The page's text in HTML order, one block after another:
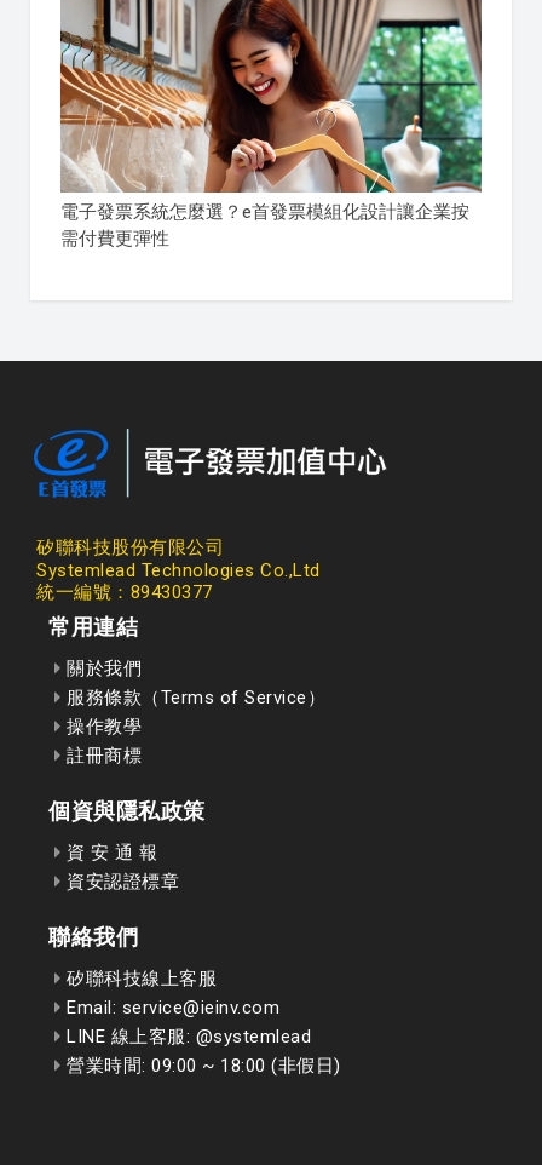
電子發票系統怎麼選？e首發票模組化設計讓企業按
需付費更彈性
矽聯科技股份有限公司
Systemlead Technologies Co.,Ltd
統一編號：89430377
常用連結
關於我們
服務條款（Terms of Service）
操作教學
註冊商標
個資與隱私政策
資 安 通 報
資安認證標章
聯絡我們
矽聯科技線上客服
Email: service@ieinv.com
LINE 線上客服: @systemlead
營業時間: 09:00 ~ 18:00 (非假日)